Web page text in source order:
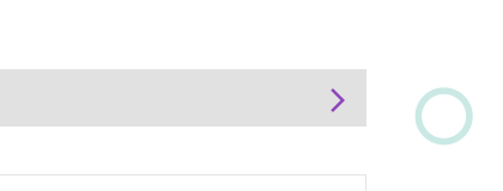
arrow_forward_ios